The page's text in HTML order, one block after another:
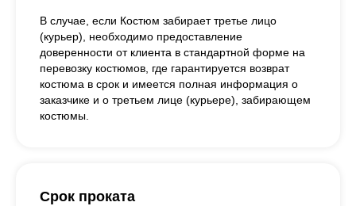
В случае, если Костюм забирает третье лицо
(курьер), необходимо предоставление
доверенности от клиента в стандартной форме на
перевозку костюмов, где гарантируется возврат
костюма в срок и имеется полная информация о
заказчике и о третьем лице (курьере), забирающем
костюмы.
Срок проката